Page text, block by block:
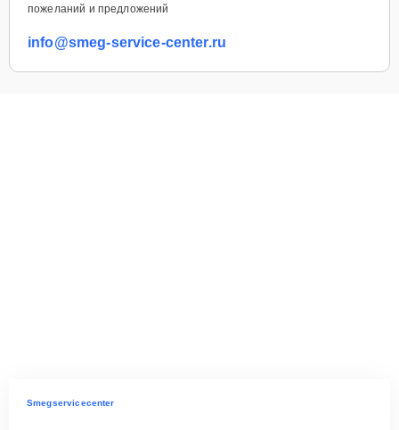
пожеланий и предложений
info@smeg-service-center.ru
Smegservicecenter